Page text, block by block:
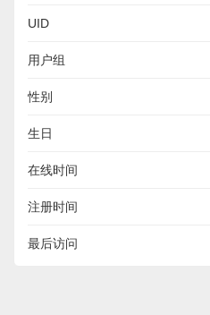
UID
用户组
性别
生日
在线时间
注册时间
最后访问